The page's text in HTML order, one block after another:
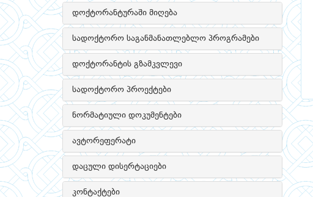
დოქტორანტურაში მიღება
სადოქტორო საგანმანათლებლო პროგრამები
დოქტორანტის გზამკვლევი
სადოქტორო პროექტები
ნორმატიული დოკუმენტები
ავტორეფერატი
დაცული დისერტაციები
კონტაქტები